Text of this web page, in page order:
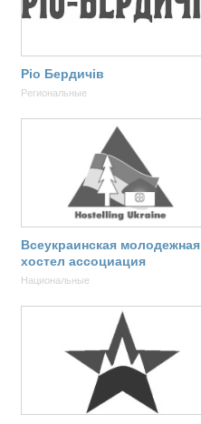
Ріо Бердичів
Региональные
Всеукраинская молодежная
хостел ассоциация
Национальные